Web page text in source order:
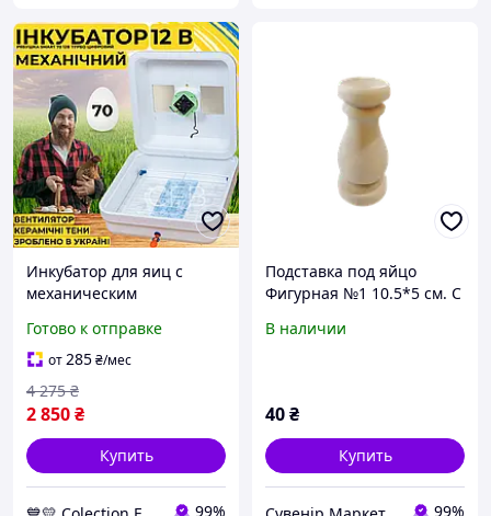
Инкубатор для яиц с
механическим
Smart 70 12в Турбо с
питанием 2в1 от 12В и
220В
Готово к отправке
от285₴/мес
2 850₴
4 275 ₴
Купить
99%
Подставка под яйцо
Фигурная №1 10.5*5 см. С
пасхальных яиц | под
В наличии
40₴
Купить
99%